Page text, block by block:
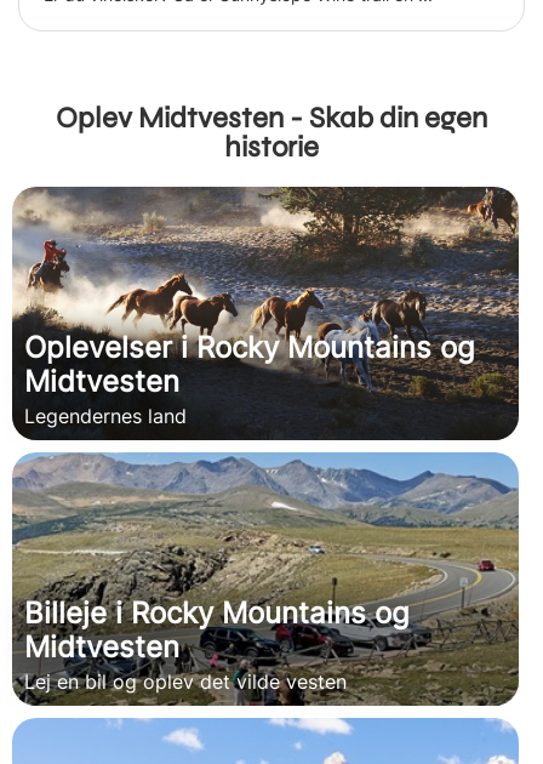
Oplev Midtvesten - Skab din egen
historie
Oplevelser i Rocky Mountains og
Midtvesten
Legendernes land
Billeje i Rocky Mountains og
Midtvesten
Lej en bil og oplev det vilde vesten